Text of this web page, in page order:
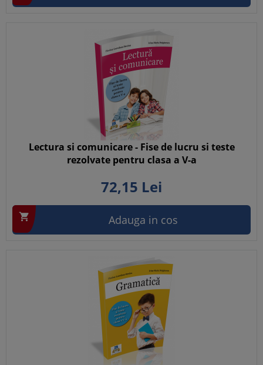
Lectura si comunicare - Fise de lucru si teste
rezolvate pentru clasa a V-a
72,15 Lei
 Adauga in cos